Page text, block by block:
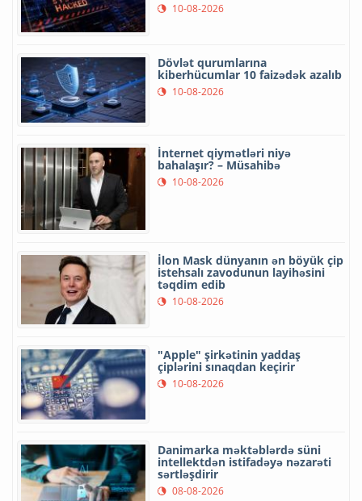
10-08-2026
Dövlət qurumlarına
kiberhücumlar 10 faizədək azalıb
10-08-2026
İnternet qiymətləri niyə
bahalaşır? – Müsahibə
10-08-2026
İlon Mask dünyanın ən böyük çip
istehsalı zavodunun layihəsini
təqdim edib
10-08-2026
"Apple" şirkətinin yaddaş
çiplərini sınaqdan keçirir
10-08-2026
Danimarka məktəblərdə süni
intellektdən istifadəyə nəzarəti
sərtləşdirir
08-08-2026